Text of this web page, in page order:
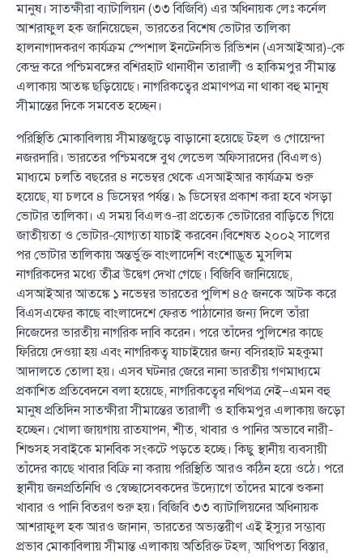
মানুষ। সাতক্ষীরা ব্যাটালিয়ন (৩৩ বিজিবি) এর অধিনায়ক লেঃ কর্নেল
আশরাফুল হক জানিয়েছেন, ভারতের বিশেষ ভোটার তালিকা
হালনাগাদকরণ কার্যক্রম স্পেশাল ইনটেনসিভ রিভিশন (এসআইআর)–কে
কেন্দ্র করে পশ্চিমবঙ্গের বশিরহাট থানাধীন তারালী ও হাকিমপুর সীমান্ত
এলাকায় আতঙ্ক ছড়িয়েছে। নাগরিকত্বের প্রমাণপত্র না থাকা বহু মানুষ
সীমান্তের দিকে সমবেত হচ্ছেন।
পরিস্থিতি মোকাবিলায় সীমান্তজুড়ে বাড়ানো হয়েছে টহল ও গোয়েন্দা
নজরদারি। ভারতের পশ্চিমবঙ্গে বুথ লেভেল অফিসারদের (বিএলও)
মাধ্যমে চলতি বছরের ৪ নভেম্বর থেকে এসআইআর কার্যক্রম শুরু
হয়েছে, যা চলবে ৪ ডিসেম্বর পর্যন্ত। ৯ ডিসেম্বর প্রকাশ করা হবে খসড়া
ভোটার তালিকা। এ সময় বিএলও–রা প্রত্যেক ভোটারের বাড়িতে গিয়ে
জাতীয়তা ও ভোটার–যোগ্যতা যাচাই করবেন।বিশেষত ২০০২ সালের
পর ভোটার তালিকায় অন্তর্ভুক্ত বাংলাদেশি বংশোদ্ভূত মুসলিম
নাগরিকদের মধ্যে তীব্র উদ্বেগ দেখা গেছে। বিজিবি জানিয়েছে,
এসআইআর আতঙ্কে ১ নভেম্বর ভারতের পুলিশ ৪৫ জনকে আটক করে
বিএসএফের কাছে বাংলাদেশে ফেরত পাঠানোর জন্য দিলে তাঁরা
নিজেদের ভারতীয় নাগরিক দাবি করেন। পরে তাঁদের পুলিশের কাছে
ফিরিয়ে দেওয়া হয় এবং নাগরিকত্ব যাচাইয়ের জন্য বসিরহাট মহকুমা
আদালতে তোলা হয়। এসব ঘটনার জেরে নানা ভারতীয় গণমাধ্যমে
প্রকাশিত প্রতিবেদনে বলা হয়েছে, নাগরিকত্বের নথিপত্র নেই—এমন বহু
মানুষ প্রতিদিন সাতক্ষীরা সীমান্তের তারালী ও হাকিমপুর এলাকায় জড়ো
হচ্ছেন। খোলা জায়গায় রাতযাপন, শীত, খাবার ও পানির অভাবে নারী–
শিশুসহ সবাইকে মানবিক সংকটে পড়তে হচ্ছে। কিছু স্থানীয় ব্যবসায়ী
তাঁদের কাছে খাবার বিক্রি না করায় পরিস্থিতি আরও কঠিন হয়ে ওঠে। পরে
স্থানীয় জনপ্রতিনিধি ও স্বেচ্ছাসেবকদের উদ্যোগে তাঁদের মাঝে শুকনা
খাবার ও পানি বিতরণ শুরু হয়। বিজিবি ৩৩ ব্যাটালিয়নের অধিনায়ক
আশরাফুল হক আরও জানান, ভারতের অভ্যন্তরীণ এই ইস্যুর সম্ভাব্য
প্রভাব মোকাবিলায় সীমান্ত এলাকায় অতিরিক্ত টহল, আধিপত্য বিস্তার,